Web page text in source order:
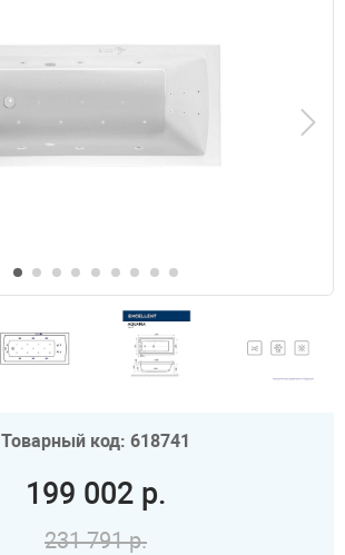
Товарный код: 618741
199 002 р.
231 791 р.